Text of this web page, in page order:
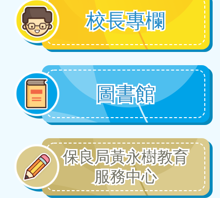
中電智能都會創新能源比賽2025/26
2026-07-13
弱旅的尊嚴
2026-07-13
第三十三屆香港小學數學奧林匹克
比賽
2026-07-13
華夏盃全國數學奧林匹克全國總決
賽2026
2026-07-13
校長專欄
圖書館
保良局黃永樹教育
服務中心